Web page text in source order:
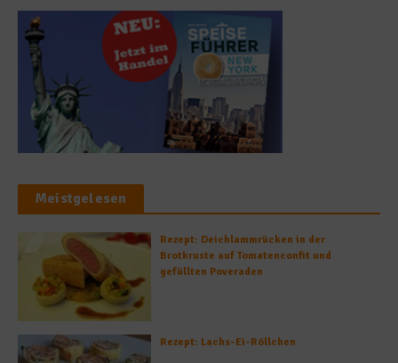
Meistgelesen
Rezept: Deichlammrücken in der
Brotkruste auf Tomatenconfit und
gefüllten Poveraden
Rezept: Lachs-Ei-Röllchen